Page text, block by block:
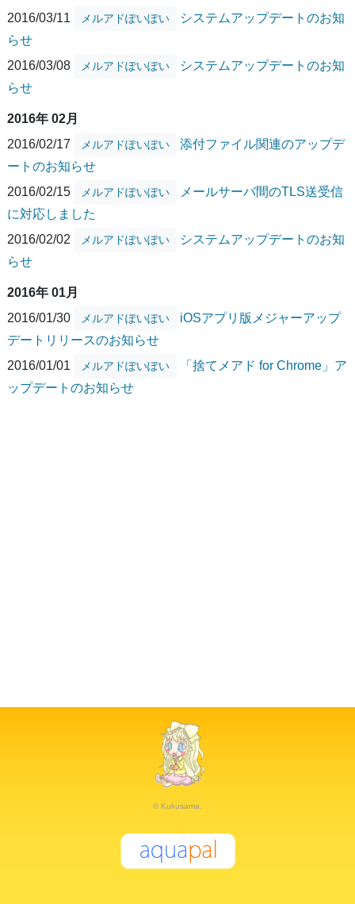
2016/03/11
メルアドぽいぽい
システムアップデートのお知
らせ
2016/03/08
メルアドぽいぽい
システムアップデートのお知
らせ
2016年 02月
2016/02/17
メルアドぽいぽい
添付ファイル関連のアップデ
ートのお知らせ
2016/02/15
メルアドぽいぽい
メールサーバ間のTLS送受信
に対応しました
2016/02/02
メルアドぽいぽい
システムアップデートのお知
らせ
2016年 01月
2016/01/30
メルアドぽいぽい
iOSアプリ版メジャーアップ
デートリリースのお知らせ
2016/01/01
メルアドぽいぽい
「捨てメアド for Chrome」ア
ップデートのお知らせ
© Kukusama.